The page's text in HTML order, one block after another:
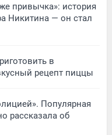
привычка»: история
Никитина — он стал
в
рецепт пиццы
Популярная
рассказала об